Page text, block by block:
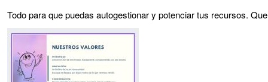
Todo para que puedas autogestionar y potenciar tus recursos.